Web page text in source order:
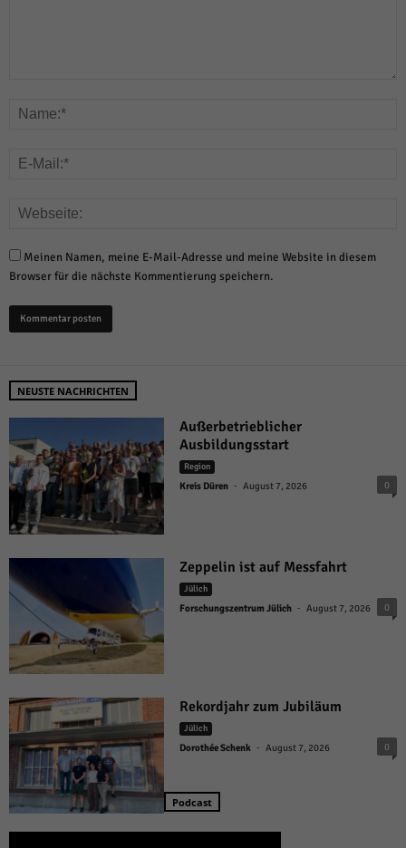
Meinen Namen, meine E-Mail-Adresse und meine Website in diesem
Browser für die nächste Kommentierung speichern.
NEUSTE NACHRICHTEN
Außerbetrieblicher
Ausbildungsstart
Region
Kreis Düren - August 7, 2026 0
Zeppelin ist auf Messfahrt
Jülich
Forschungszentrum Jülich - August 7, 2026 0
Rekordjahr zum Jubiläum
Jülich
Dorothée Schenk - August 7, 2026 0
Podcast